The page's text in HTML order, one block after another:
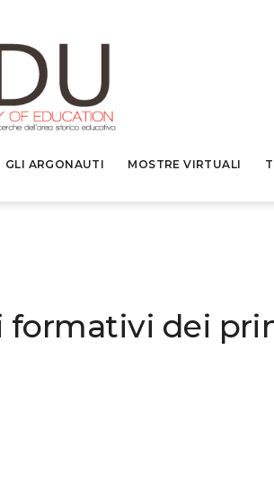
GLI ARGONAUTI MOSTRE VIRTUALI
formativi dei